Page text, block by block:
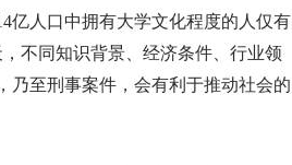
亿人口中拥有大学文化程度的人仅有
不同知识背景、经济条件、行业领
乃至刑事案件，会有利于推动社会的